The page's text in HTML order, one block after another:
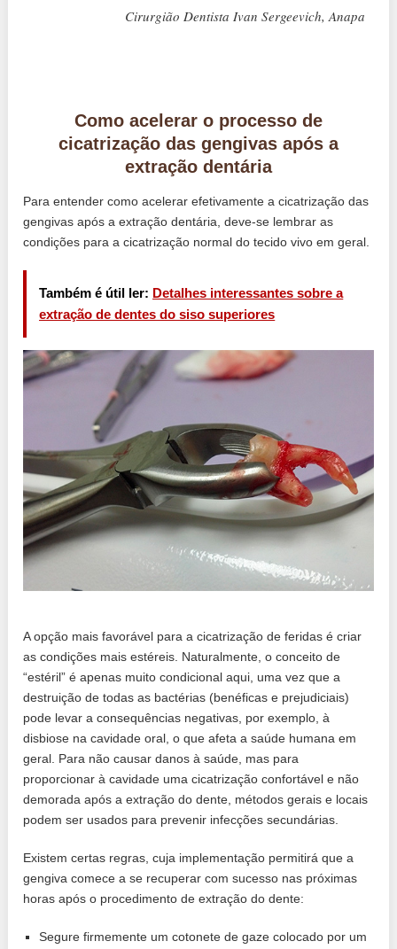
Cirurgião Dentista Ivan Sergeevich, Anapa
Como acelerar o processo de
cicatrização das gengivas após a
extração dentária
Para entender como acelerar efetivamente a cicatrização das
gengivas após a extração dentária, deve-se lembrar as
condições para a cicatrização normal do tecido vivo em geral.
Também é útil ler: Detalhes interessantes sobre a
extração de dentes do siso superiores
A opção mais favorável para a cicatrização de feridas é criar
as condições mais estéreis. Naturalmente, o conceito de
“estéril” é apenas muito condicional aqui, uma vez que a
destruição de todas as bactérias (benéficas e prejudiciais)
pode levar a consequências negativas, por exemplo, à
disbiose na cavidade oral, o que afeta a saúde humana em
geral. Para não causar danos à saúde, mas para
proporcionar à cavidade uma cicatrização confortável e não
demorada após a extração do dente, métodos gerais e locais
podem ser usados ​​para prevenir infecções secundárias.
Existem certas regras, cuja implementação permitirá que a
gengiva comece a se recuperar com sucesso nas próximas
horas após o procedimento de extração do dente:
Segure firmemente um cotonete de gaze colocado por um